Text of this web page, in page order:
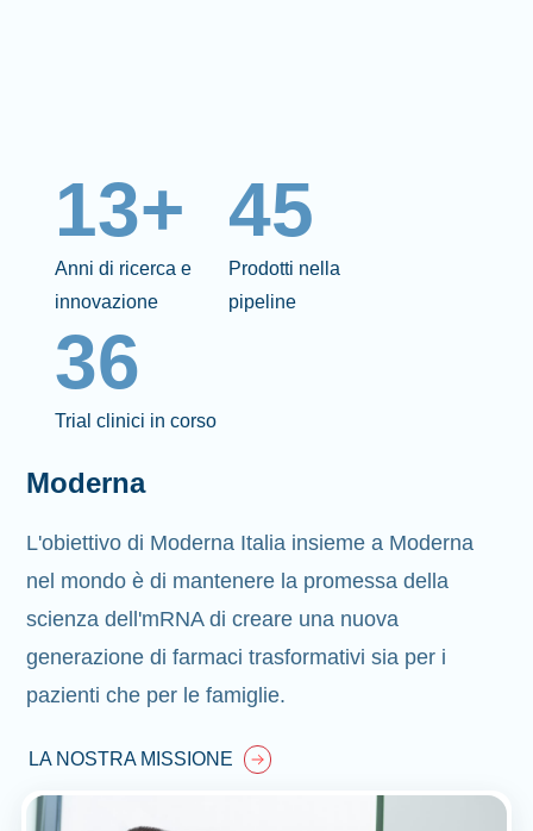
13+
Anni di ricerca e
innovazione
45
Prodotti nella
pipeline
36
Trial clinici in corso
Moderna
L'obiettivo di Moderna Italia insieme a Moderna
nel mondo è di mantenere la promessa della
scienza dell'mRNA di creare una nuova
generazione di farmaci trasformativi sia per i
pazienti che per le famiglie.
LA NOSTRA MISSIONE